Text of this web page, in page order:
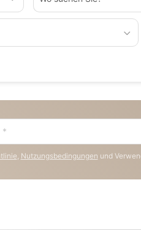
, Nutzungsbedingungen und